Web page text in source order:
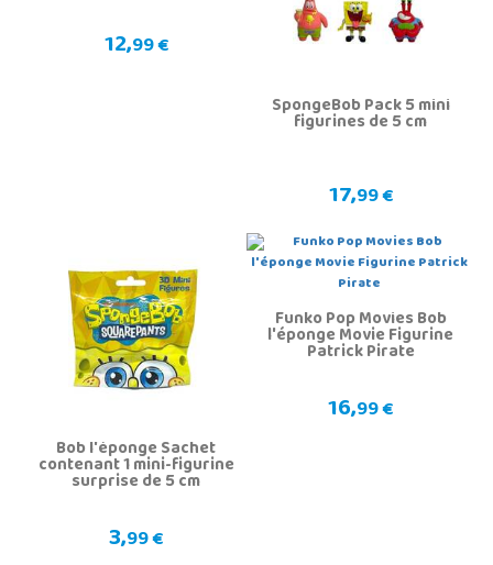
12,99 €
SpongeBob Pack 5 mini
figurines de 5 cm
17,99 €
Bob l'éponge Sachet
contenant 1 mini-figurine
surprise de 5 cm
3,99 €
Funko Pop Movies Bob
l'éponge Movie Figurine
Patrick Pirate
16,99 €